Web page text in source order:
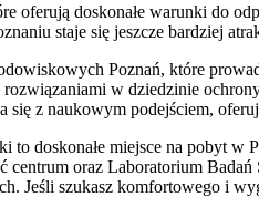
oferują doskonałe warunki do
staje się jeszcze bardziej
Poznań, które
w dziedzinie
się z naukowym podejściem,
to doskonałe miejsce na pobyt
centrum oraz Laboratorium
Jeśli szukasz komfortowego i